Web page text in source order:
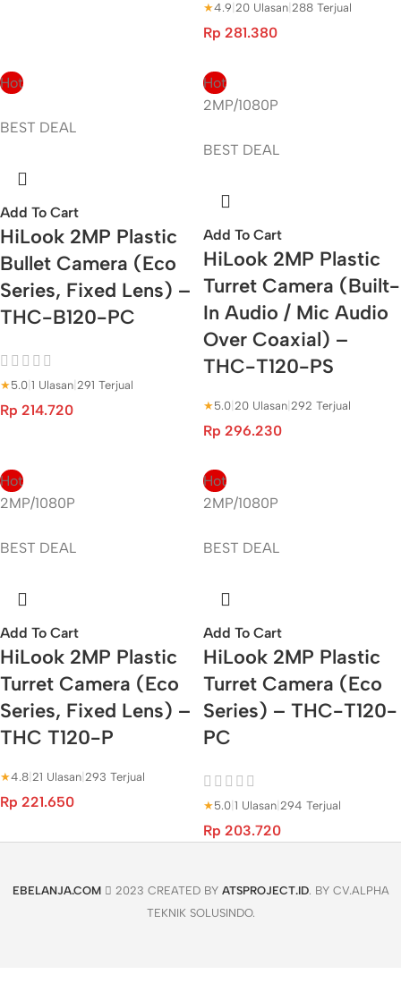
★4.9 20 Ulasan 288 Terjual
Rp 281.380
Hot
BEST DEAL
Add To Cart
HiLook 2MP Plastic
Bullet Camera (Eco
Series, Fixed Lens) –
THC-B120-PC
★5.0 1 Ulasan 291 Terjual
Rp 214.720
Hot
2MP/1080P
BEST DEAL
Add To Cart
HiLook 2MP Plastic
Turret Camera (Built-
In Audio / Mic Audio
Over Coaxial) –
THC-T120-PS
★5.0 20 Ulasan 292 Terjual
Rp 296.230
Hot
2MP/1080P
BEST DEAL
Add To Cart
HiLook 2MP Plastic
Turret Camera (Eco
Series, Fixed Lens) –
THC T120-P
★4.8 21 Ulasan 293 Terjual
Rp 221.650
Hot
2MP/1080P
BEST DEAL
Add To Cart
HiLook 2MP Plastic
Turret Camera (Eco
Series) – THC-T120-
PC
★5.0 1 Ulasan 294 Terjual
Rp 203.720
EBELANJA.COM 2023 CREATED BY ATSPROJECT.ID. BY CV.ALPHA
TEKNIK SOLUSINDO.